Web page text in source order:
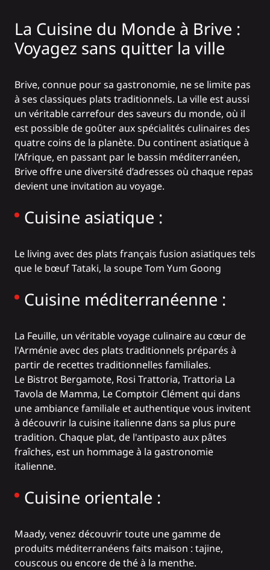
La Cuisine du Monde à Brive :
Voyagez sans quitter la ville
Brive, connue pour sa gastronomie, ne se limite pas
à ses classiques plats traditionnels. La ville est aussi
un véritable carrefour des saveurs du monde, où il
est possible de goûter aux spécialités culinaires des
quatre coins de la planète. Du continent asiatique à
l’Afrique, en passant par le bassin méditerranéen,
Brive offre une diversité d’adresses où chaque repas
devient une invitation au voyage.
Cuisine asiatique :
Le living avec des plats français fusion asiatiques tels
que le bœuf Tataki, la soupe Tom Yum Goong
Cuisine méditerranéenne :
La Feuille, un véritable voyage culinaire au cœur de
l'Arménie avec des plats traditionnels préparés à
partir de recettes traditionnelles familiales.
Le Bistrot Bergamote, Rosi Trattoria, Trattoria La
Tavola de Mamma, Le Comptoir Clément qui dans
une ambiance familiale et authentique vous invitent
à découvrir la cuisine italienne dans sa plus pure
tradition. Chaque plat, de l'antipasto aux pâtes
fraîches, est un hommage à la gastronomie
italienne.
Cuisine orientale :
Maady, venez découvrir toute une gamme de
produits méditerranéens faits maison : tajine,
couscous ou encore de thé à la menthe.